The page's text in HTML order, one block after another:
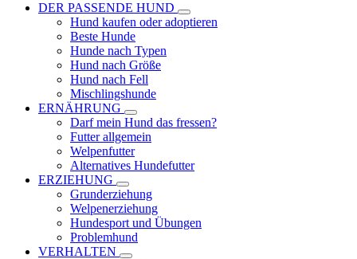
DER PASSENDE HUND
Hund kaufen oder adoptieren
Beste Hunde
Hunde nach Typen
Hund nach Größe
Hund nach Fell
Mischlingshunde
ERNÄHRUNG
Darf mein Hund das fressen?
Futter allgemein
Welpenfutter
Alternatives Hundefutter
ERZIEHUNG
Grunderziehung
Welpenerziehung
Hundesport und Übungen
Problemhund
VERHALTEN